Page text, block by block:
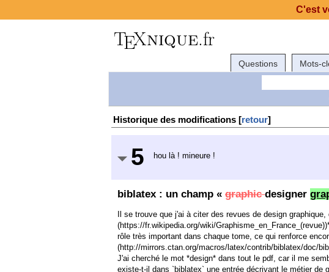
Questions Mots-
Historique des modifications [retour]
5 hou là ! mineure !
biblatex : un champ « graphicdesigner
Il se trouve que j'ai à citer des revues de design
(https://fr.wikipedia.org/wiki/
rôle très important dans chaque tome, ce qui renforce
(http://mirrors.ctan.org/macros/latex/contrib/biblatex/doc/
J'ai cherché le mot *design* dans tout le pdf, car il me
existe-t-il dans `biblatex` une entrée décrivant le métier de
C'est